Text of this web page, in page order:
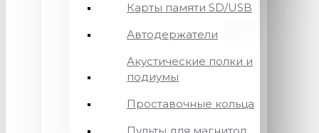
Карты памяти SD/USB
Автодержатели
Акустические полки и
подиумы
Проставочные кольца